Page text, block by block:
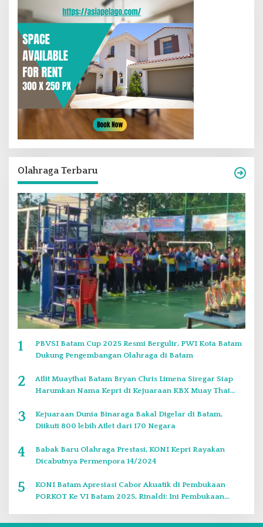
Olahraga Terbaru
1
PBVSI Batam Cup 2025 Resmi Bergulir, PWI Kota Batam
Dukung Pengembangan Olahraga di Batam
2
Atlit Muaythai Batam Bryan Chris Limena Siregar Siap
Harumkan Nama Kepri di Kejuaraan KBX Muay Thai
3
Kejuaraan Dunia Binaraga Bakal Digelar di Batam,
Diikuti 800 lebih Atlet dari 170 Negara
4
Babak Baru Olahraga Prestasi, KONI Kepri Rayakan
Dicabutnya Permenpora 14/2024
5
KONI Batam Apresiasi Cabor Akuatik di Pembukaan
PORKOT Ke VI Batam 2025, Rinaldi: Ini Pembukaan